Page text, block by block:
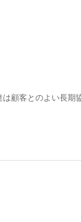
顧客とのよい長期